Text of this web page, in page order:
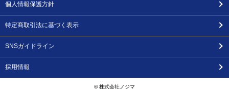
個人情報保護方針
特定商取引法に基づく表示
SNSガイドライン
採用情報
© 株式会社ノジマ